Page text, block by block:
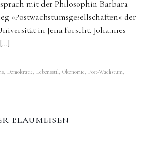
mit der Philosophin Barbara
»Postwachstumsgesellschaften« der
in Jena forscht. Johannes
, Demokratie, Lebensstil , Ökonomie, Post-Wachstum,
BLAUMEISEN